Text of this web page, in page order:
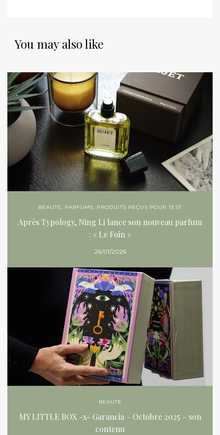
You may also like
BEAUTÉ PARFUMS PRODUITS REÇUS POUR TEST
Après Typology, Ning Li lance son nouveau parfum
: « Le Foin »
26/01/2026
BEAUTÉ
MY LITTLE BOX -x- Garancia – Octobre 2025 – son
contenu